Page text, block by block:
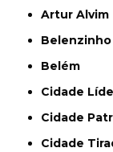
Artur Alvim
Belenzinho
Belém
Cidade
Cidade
Cidade